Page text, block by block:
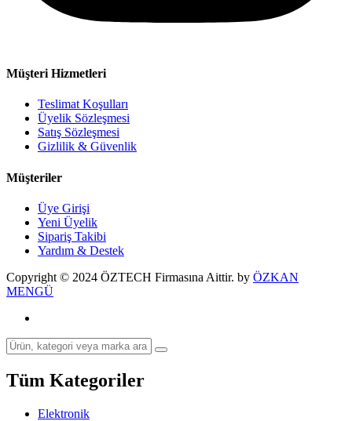
Müşteri Hizmetleri
Teslimat Koşulları
Üyelik Sözleşmesi
Satış Sözleşmesi
Gizlilik & Güvenlik
Müşteriler
Üye Girişi
Yeni Üyelik
Sipariş Takibi
Yardım & Destek
Copyright © 2024 ÖZTECH Firmasına Aittir. by ÖZKAN
MENGÜ
Tüm Kategoriler
Elektronik